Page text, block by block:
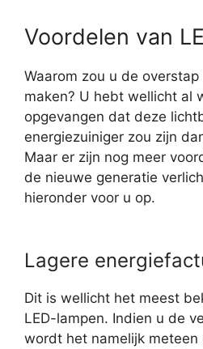
Voordelen van
Waarom zou u de
maken? U hebt wellicht al
opgevangen dat deze
energiezuiniger zou zijn
Maar er zijn nog meer
de nieuwe generatie
hieronder voor u op.
Lagere
Dit is wellicht het meest
LED-lampen. Indien u de
wordt het namelijk meteen